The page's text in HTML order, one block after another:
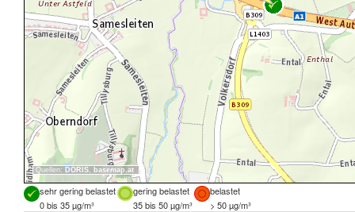
Quellen: DORIS, basemap.at
sehr gering belastet gering belastet
belastet
0 bis 35 µg/m³
35 bis 50 µg/m³ > 50 µg/m³